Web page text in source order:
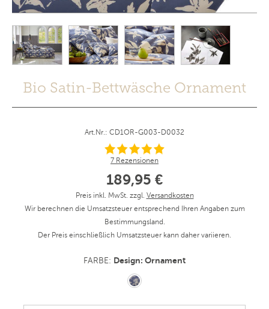
Bio Satin-Bettwäsche Ornament
Art.Nr.: CD1OR-G003-D0032
7 Rezensionen
189,95 €
Preis inkl. MwSt. zzgl. Versandkosten
Wir berechnen die Umsatzsteuer entsprechend Ihren Angaben zum
Bestimmungsland.
Der Preis einschließlich Umsatzsteuer kann daher variieren.
FARBE: Design: Ornament